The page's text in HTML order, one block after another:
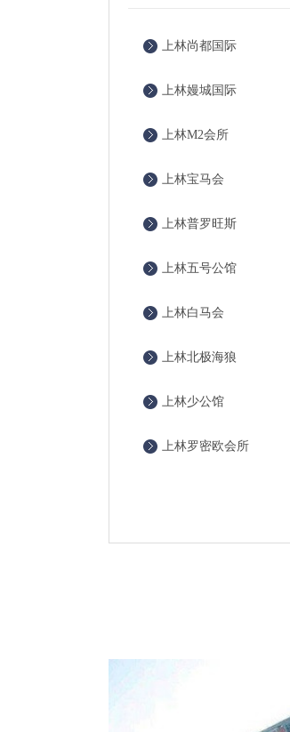
上林尚都国际
上林嫚城国际
上林M2会所
上林宝马会
上林普罗旺斯
上林五号公馆
上林白马会
上林北极海狼
上林少公馆
上林罗密欧会所